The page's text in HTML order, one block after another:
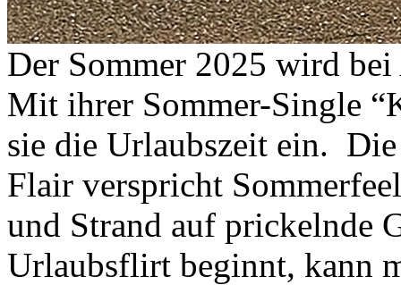
Der Sommer 2025 wird
Mit ihrer Sommer-Single
sie die Urlaubszeit ein.
Flair verspricht
und Strand auf prickelnde
Urlaubsflirt beginnt, kann